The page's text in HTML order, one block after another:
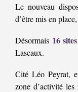
Le nouveau
d’être mis en
Désormais 16 sites
Lascaux.
Cité Léo Peyrat,
zone d’activité